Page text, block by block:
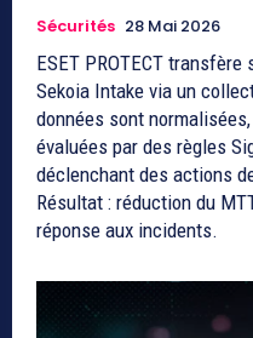
Sécurités 28 Mai 2026
ESET PROTECT
Sekoia Intake via un
données sont
évaluées par des règles
déclenchant des actions
Résultat : réduction du
réponse aux incidents.